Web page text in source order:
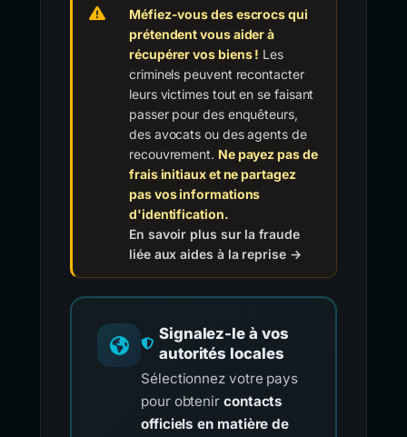
Méfiez-vous des escrocs qui
prétendent vous aider à
récupérer vos biens ! Les
criminels peuvent recontacter
leurs victimes tout en se faisant
passer pour des enquêteurs,
des avocats ou des agents de
recouvrement. Ne payez pas de
frais initiaux et ne partagez
pas vos informations
d'identification.
En savoir plus sur la fraude
liée aux aides à la reprise →
Signalez-le à vos
autorités locales
Sélectionnez votre pays
pour obtenir contacts
officiels en matière de